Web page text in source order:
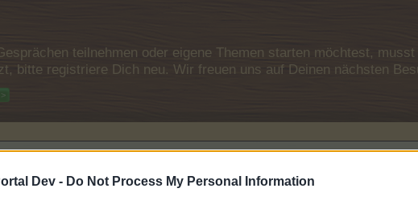
Dev - Do Not Process My Personal Information
teilnehmen oder eigene Themen starten möchtest,
bitte registriere Dich neu. Wir freuen uns auf Deinen nächsten